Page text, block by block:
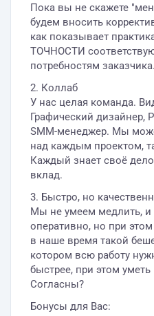
Пока вы не скажете
будем вносить
как показывает
ТОЧНОСТИ
потребностям заказчика.
2. Коллаб
У нас целая команда.
Графический дизайнер,
SMM-менеджер. Мы
над каждым проектом,
Каждый знает своё
вклад.
3. Быстро, но
Мы не умеем медлить, и
оперативно, но при
в наше время такой
котором всю работу
быстрее, при этом уметь
Согласны?
Бонусы для Вас: